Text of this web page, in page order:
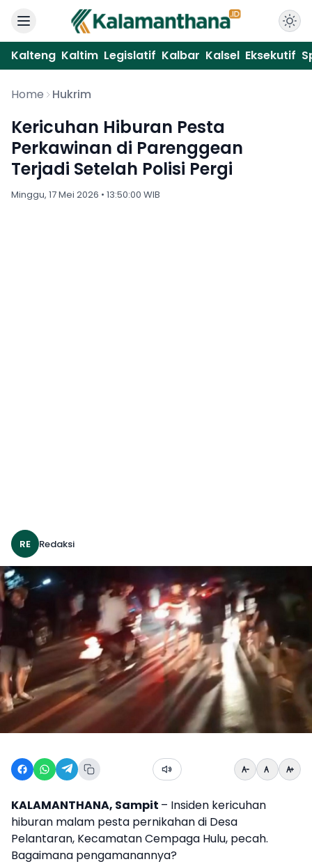
Kalteng Kaltim Legislatif Kalbar Kalsel Eksekutif
Home Hukrim
Kericuhan Hiburan Pesta
Perkawinan di Parenggean
Terjadi Setelah Polisi Pergi
Minggu, 17 Mei 2026 • 13:50:00 WIB
RE Redaksi
KALAMANTHANA, Sampit – Insiden kericuhan
hiburan malam pesta pernikahan di Desa
Pelantaran, Kecamatan Cempaga Hulu, pecah.
Bagaimana pengamanannya?